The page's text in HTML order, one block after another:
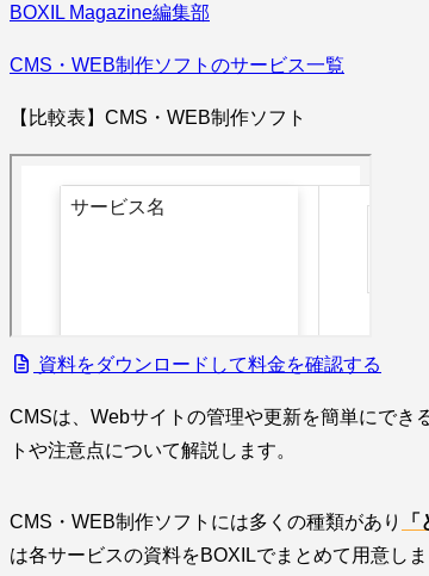
BOXIL Magazine編集部
CMS・WEB制作ソフトのサービス一覧
【比較表】CMS・WEB制作ソフト
資料をダウンロードして料金を確認する
CMSは、Webサイトの管理や更新を簡単にでき
トや注意点について解説します。
CMS・WEB制作ソフトには多くの種類があり
は各サービスの資料をBOXILでまとめて用意しま